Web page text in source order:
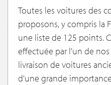
Toutes les voitures des
proposons, y compris la
une liste de 125 points.
effectuée par l'un de
livraison de voitures
d'une grande importance